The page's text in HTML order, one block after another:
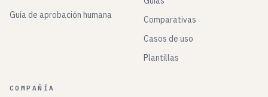
Guía de aprobación humana
Comparativas
Casos de uso
Plantillas
COMPAÑÍA